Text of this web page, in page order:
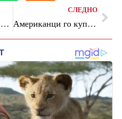
(Видео) Мекберни го врати Хал во Премиер лигата
СЛЕДНО
Американци го купуваат Наполи за две милијарди евра